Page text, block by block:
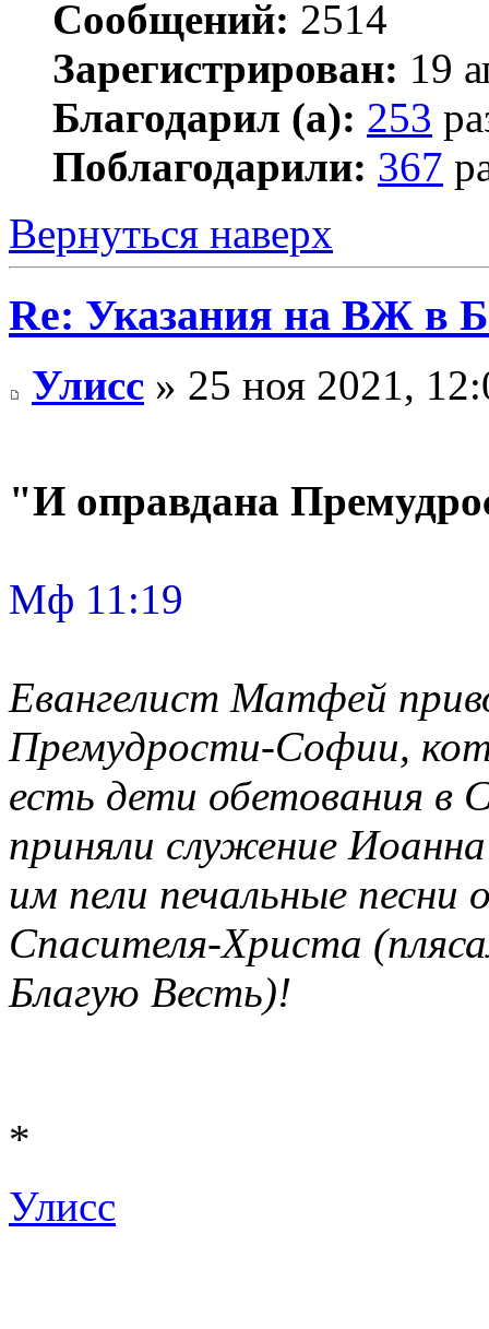
Сообщений: 2514
Зарегистрирован: 19
Благодарил (а): 253
Поблагодарили: 367
Вернуться наверх
Re: Указания на ВЖ в
Улисс » 25 ноя 2021,
"И оправдана
Мф 11:19
Евангелист Матфей
Премудрости-Софии,
есть дети обетования в
приняли служение
им пели печальные песни
Спасителя-Христа
Благую Весть)!
*
Улисс